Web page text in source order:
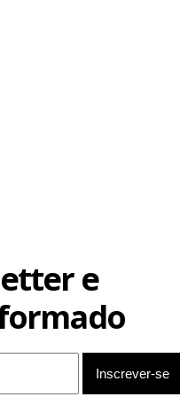
em renegociações em
No entanto, Boulos
e